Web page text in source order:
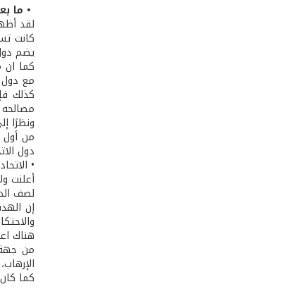
• ما
لقد
كانت
يضم
كما ان
مع دول
كذلك
مصالحه
ونظرًا
من أول
دول
•
لصف
إن
هناك
من
كما